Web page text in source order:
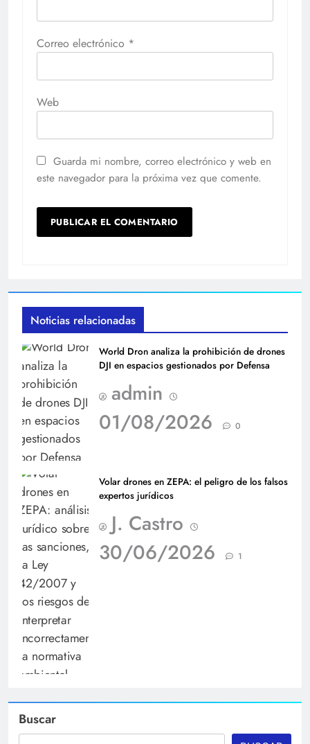
Correo electrónico *
Web
Guarda mi nombre, correo electrónico y web en
este navegador para la próxima vez que comente.
Noticias relacionadas
World Dron analiza la prohibición de drones
DJI en espacios gestionados por Defensa
admin
01/08/2026
0
Volar drones en ZEPA: el peligro de los falsos
expertos jurídicos
J. Castro
30/06/2026
1
Buscar